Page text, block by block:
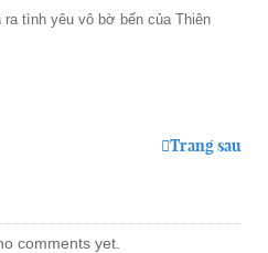
tình yêu vô bờ bến của Thiên
Trang sau
comments yet.